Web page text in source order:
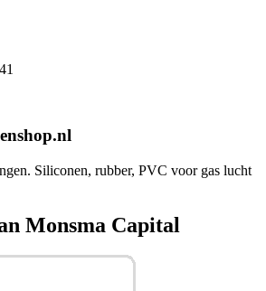
Siliconen, rubber, PVC voor gas lucht
Monsma Capital